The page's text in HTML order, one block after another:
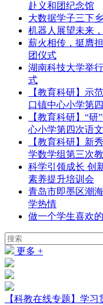
赴义和团纪念馆
大数据学子三下
机器人展望未来
薪火相传，挺膺
团仪式
湖南科技大学举
式
【教育科研】
口镇中心小学第
【教育科研】“
心小学第四次语
【教育科研】
学数学组第三次
科学引领成长 创
素养提升培训会
青岛市即墨区潮
学热情
做一个学生喜欢
更多 +
【科教在线专题】学